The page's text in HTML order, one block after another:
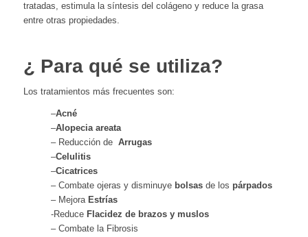
tratadas, estimula la síntesis del colágeno y reduce la grasa
entre otras propiedades.
¿ Para qué se utiliza?
Los tratamientos más frecuentes son:
–Acné
–Alopecia areata
– Reducción de Arrugas
–Celulitis
–Cicatrices
– Combate ojeras y disminuyebolsasde los párpados
– Mejora Estrías
-Reduce Flacidez de brazos y muslos
– Combate la Fibrosis